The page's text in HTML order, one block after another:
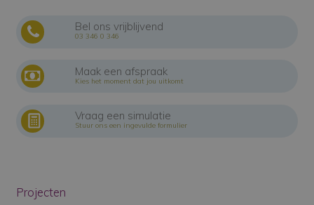
Bel ons vrijblijvend
03 346 0 346
Maak een afspraak
Kies het moment dat jou uitkomt
Vraag een simulatie
Stuur ons een ingevulde formulier
Projecten